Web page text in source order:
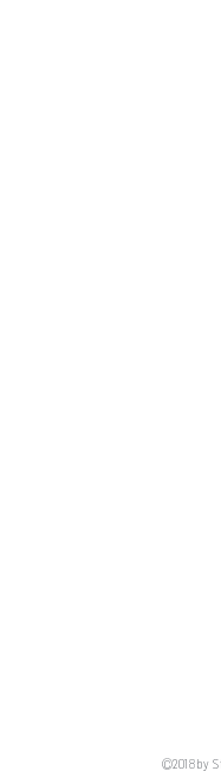
©2018 by